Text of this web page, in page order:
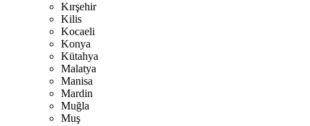
Kırşehir
Kilis
Kocaeli
Konya
Kütahya
Malatya
Manisa
Mardin
Muğla
Muş